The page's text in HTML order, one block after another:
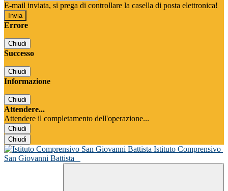
E-mail inviata, si prega di controllare la casella di posta elettronica!
Errore
Chiudi
Successo
Chiudi
Informazione
Chiudi
Attendere...
Attendere il completamento dell'operazione...
Chiudi
Chiudi
Istituto Comprensivo
San Giovanni Battista